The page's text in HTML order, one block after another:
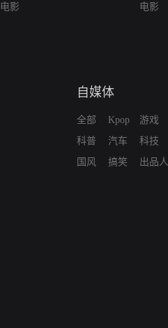
电影
电影
自媒体
全部
科普
国风
Kpop
汽车
搞笑
游戏
科技
出品人